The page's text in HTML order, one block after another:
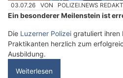
03.07.26 VON POLIZEI.NEWS
Ein besonderer Meilenstein ist
Die Luzerner Polizei gratuliert ihren
Praktikanten herzlich zum
Ausbildung.
Weiterlesen